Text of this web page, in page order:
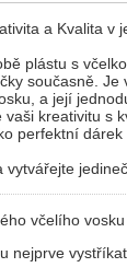
a Kvalita v
plástu s
současně.
a její
kreativitu s
perfektní dárek
včelího
nejprve